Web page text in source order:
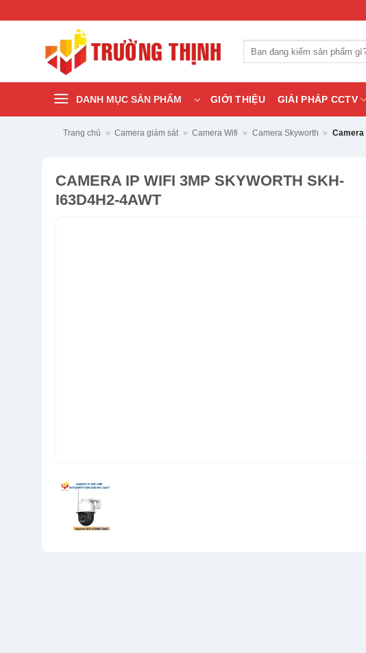
kiếm:
DANH MỤC SẢN PHẨM GIỚI THIỆU GIẢI PHÁP CCTV
Trang chủ » Camera giám sát » Camera Wifi » Camera Skyworth » Camera
CAMERA IP WIFI 3MP SKYWORTH SKH-
I63D4H2-4AWT